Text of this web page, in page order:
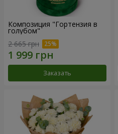
Композиция "Гортензия в
голубом"
2 665 грн
Заказать